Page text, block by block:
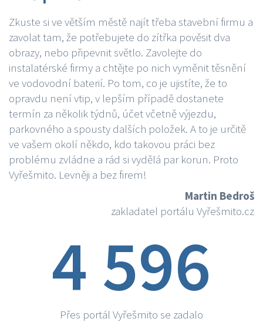
Zkuste si ve větším městě najít třeba stavební firmu a
zavolat tam, že potřebujete do zítřka pověsit dva
obrazy, nebo připevnit světlo. Zavolejte do
instalatérské firmy a chtějte po nich vyměnit těsnění
ve vodovodní baterií. Po tom, co je ujistíte, že to
opravdu není vtip, v lepším případě dostanete
termín za několik týdnů, účet včetně výjezdu,
parkovného a spousty dalších položek. A to je určitě
ve vašem okolí někdo, kdo takovou práci bez
problému zvládne a rád si vydělá par korun. Proto
Vyřešmito. Levněji a bez firem!
Martin Bedroš
zakladatel portálu Vyřešmito.cz
4 596
Přes portál Vyřešmito se zadalo